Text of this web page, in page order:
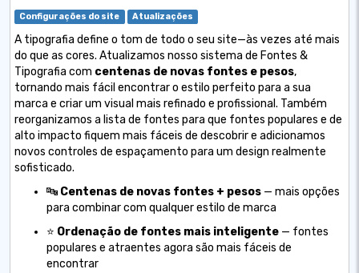
Configurações do site Atualizações
A tipografia define o tom de todo o seu site—às vezes até mais
do que as cores. Atualizamos nosso sistema de Fontes &
Tipografia com centenas de novas fontes e pesos,
tornando mais fácil encontrar o estilo perfeito para a sua
marca e criar um visual mais refinado e profissional. Também
reorganizamos a lista de fontes para que fontes populares e de
alto impacto fiquem mais fáceis de descobrir e adicionamos
novos controles de espaçamento para um design realmente
sofisticado.
🔤 Centenas de novas fontes + pesos — mais opções
para combinar com qualquer estilo de marca
⭐ Ordenação de fontes mais inteligente — fontes
populares e atraentes agora são mais fáceis de
encontrar